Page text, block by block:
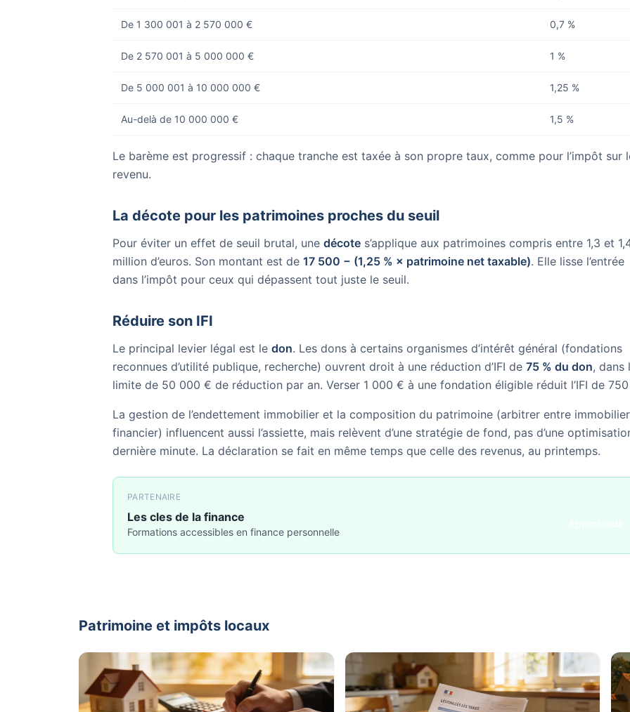
De 1 300 001 à 2 570 000 € 0,7 %
De 2 570 001 à 5 000 000 € 1 %
De 5 000 001 à 10 000 000 € 1,25 %
Au-delà de 10 000 000 € 1,5 %
Le barème est progressif : chaque tranche est taxée à son propre taux, comme pour l’impôt sur
revenu.
La décote pour les patrimoines proches du seuil
Pour éviter un effet de seuil brutal, une décote s’applique aux patrimoines compris entre 1,3 et
million d’euros. Son montant est de 17 500 − (1,25 % × patrimoine net taxable). Elle lisse l’entrée
dans l’impôt pour ceux qui dépassent tout juste le seuil.
Réduire son IFI
Le principal levier légal est le don. Les dons à certains organismes d’intérêt général (fondations
reconnues d’utilité publique, recherche) ouvrent droit à une réduction d’IFI de 75 % du don, dans
limite de 50 000 € de réduction par an. Verser 1 000 € à une fondation éligible réduit l’IFI de
La gestion de l’endettement immobilier et la composition du patrimoine (arbitrer entre
financier) influencent aussi l’assiette, mais relèvent d’une stratégie de fond, pas d’une
dernière minute. La déclaration se fait en même temps que celle des revenus, au printemps.
PARTENAIRE
Les cles de la finance
Formations accessibles en finance personnelle
Patrimoine et impôts locaux